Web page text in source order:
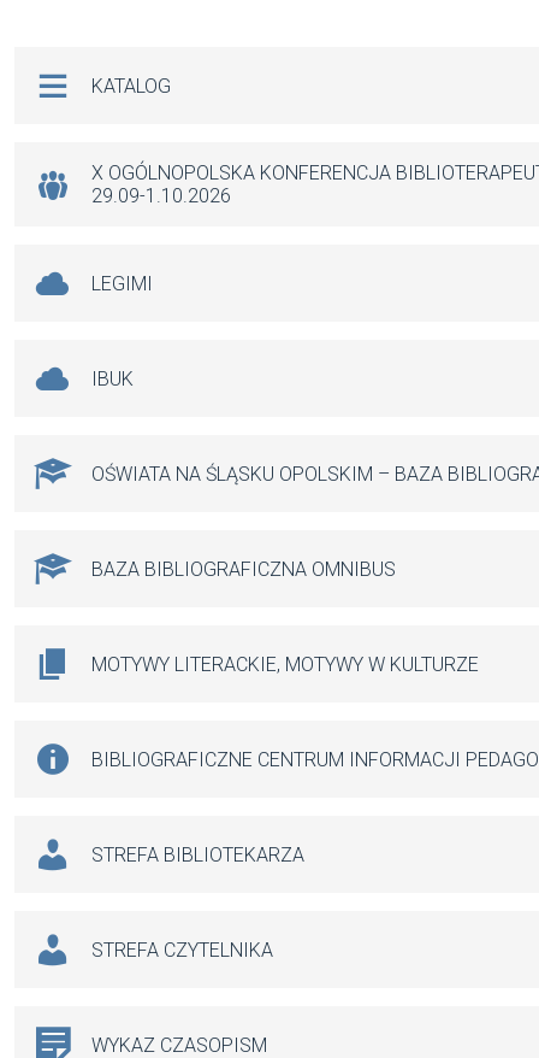
o
k
p
KATALOG
X OGÓLNOPOLSKA KONFERENCJA
29.09-1.10.2026
LEGIMI
IBUK
OŚWIATA NA ŚLĄSKU OPOLSKIM – BAZA
BAZA BIBLIOGRAFICZNA OMNIBUS
MOTYWY LITERACKIE, MOTYWY W KULTURZE
BIBLIOGRAFICZNE CENTRUM INFORMACJI
STREFA BIBLIOTEKARZA
STREFA CZYTELNIKA
WYKAZ CZASOPISM